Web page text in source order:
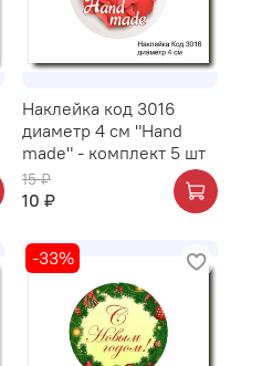
Наклейка код 3016
диаметр 4 см "Hand
made" - комплект 5 шт
15 ₽
10 ₽
-33%